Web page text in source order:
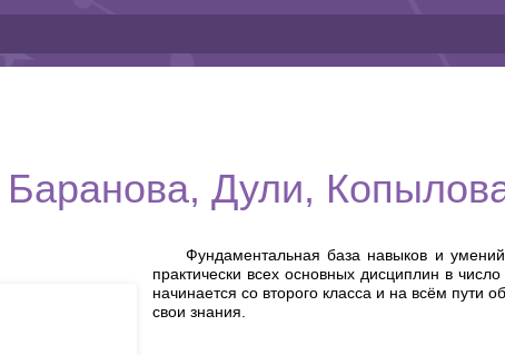
Дули,
Фундаментальная база навыков и
практически всех основных дисциплин в
начинается со второго класса и на всём пути
свои знания.